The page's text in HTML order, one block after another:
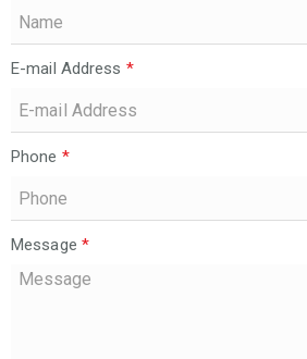
E-mail Address *
Phone *
Message *